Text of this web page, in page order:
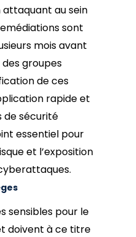
attaquant au sein
sont
mois avant
groupes
de ces
rapide et
de sécurité
essentiel pour
et l’exposition
sensibles pour le
doivent à ce titre